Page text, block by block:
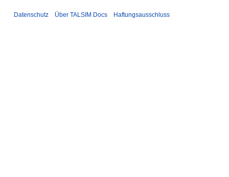
Datenschutz Über TALSIM Docs Haftungsausschluss